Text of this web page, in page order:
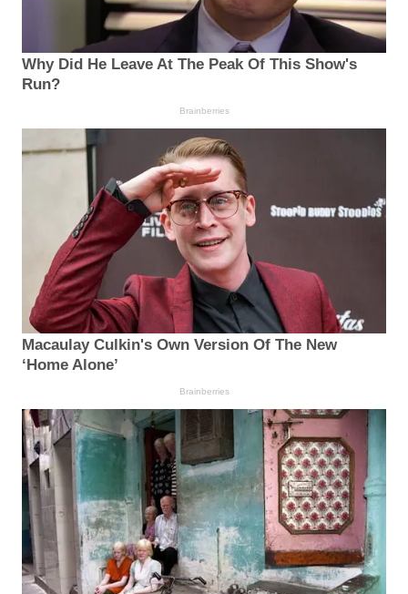
Why Did He Leave At The Peak Of This Show's
Run?
Brainberries
Macaulay Culkin's Own Version Of The New
‘Home Alone’
Brainberries